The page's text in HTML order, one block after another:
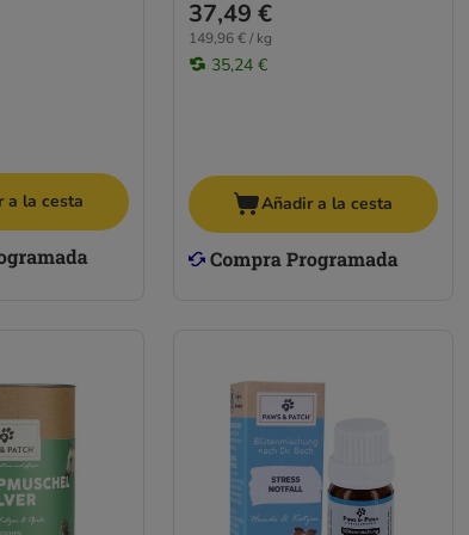
a la cesta
37,49 €
149,96 € / kg
35,24 €
Añadir a la cesta